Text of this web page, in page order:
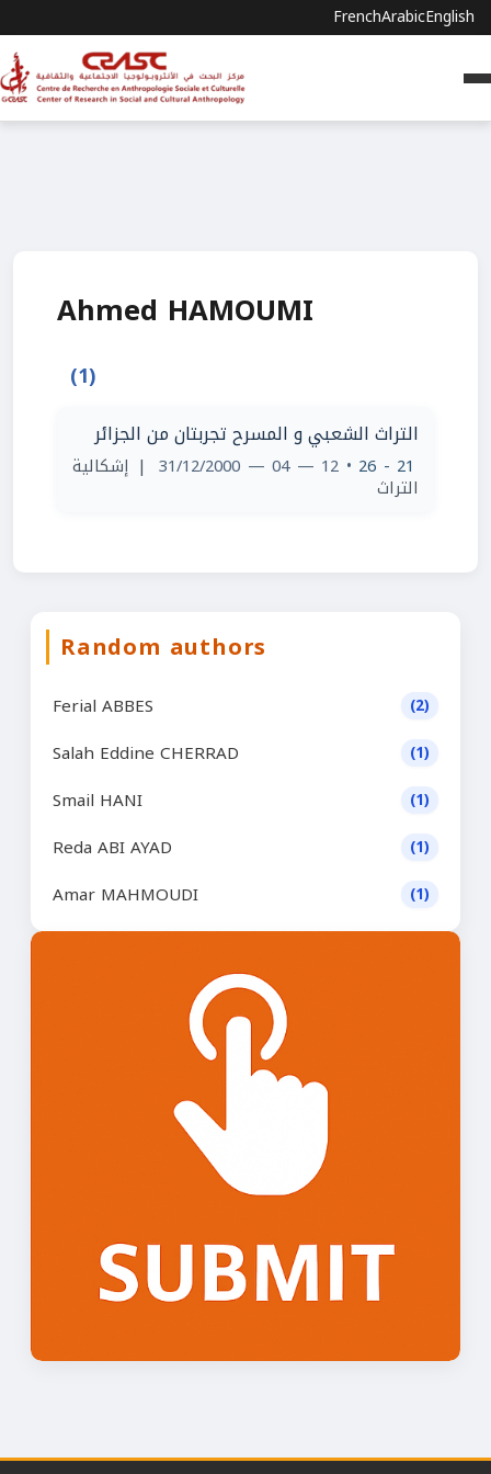
FrenchArabicEnglish
Ahmed HAMOUMI
(1)
التراث الشعبي و المسرح تجربتان من الجزائر
21 - 26
• 12 — 04 — 31/12/2000 | إشكالية
التراث
Random authors
Ferial ABBES (2)
Salah Eddine CHERRAD (1)
Smail HANI (1)
Reda ABI AYAD (1)
Amar MAHMOUDI (1)